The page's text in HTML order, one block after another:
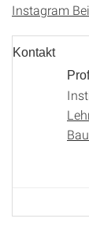
Instagram
Kontakt